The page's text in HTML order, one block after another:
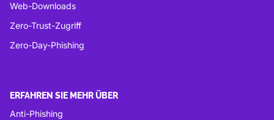
Web-Downloads
Zero-Trust-Zugriff
Zero-Day-Phishing
ERFAHREN SIE MEHR ÜBER
Anti-Phishing